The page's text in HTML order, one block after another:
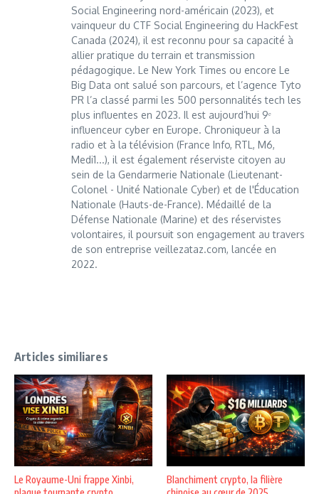
Social Engineering nord-américain (2023), et
vainqueur du CTF Social Engineering du HackFest
Canada (2024), il est reconnu pour sa capacité à
allier pratique du terrain et transmission
pédagogique. Le New York Times ou encore Le
Big Data ont salué son parcours, et l’agence Tyto
PR l’a classé parmi les 500 personnalités tech les
plus influentes en 2023. Il est aujourd’hui 9ᵉ
influenceur cyber en Europe. Chroniqueur à la
radio et à la télévision (France Info, RTL, M6,
Medi1...), il est également réserviste citoyen au
sein de la Gendarmerie Nationale (Lieutenant-
Colonel - Unité Nationale Cyber) et de l'Éducation
Nationale (Hauts-de-France). Médaillé de la
Défense Nationale (Marine) et des réservistes
volontaires, il poursuit son engagement au travers
de son entreprise veillezataz.com, lancée en
2022.
Articles similiares
Le Royaume-Uni frappe Xinbi,
Blanchiment crypto, la filière